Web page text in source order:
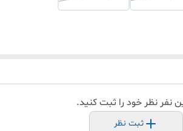
نفر نظر خود را ثبت کنید.
ثبت نظر